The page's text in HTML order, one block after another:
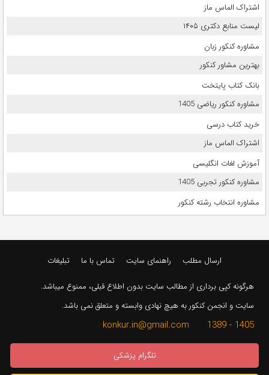
اشتراک الماس ماز
لیست منابع دکتری ۱۴۰۵
مشاوره کنکور زبان
بهترین مشاور کنکور
بانک کتاب پایتخت
مشاوره کنکور ریاضی 1405
خرید کتاب درسی
اشتراک الماس ماز
آموزش لغات انگلیسی
مشاوره کنکور تجربی 1405
مشاوره انتخاب رشته کنکور
ارسال مطلب راهنمای سایت تماس با ما تبلیغات
هرگونه کپی برداری از مطالب سایت بدون اطلاع قبلی، ممنوع میباشد.
سایت و انجمن کنکور به هیچ نهادی وابسته و متعلق نمی باشد.
1405 - 1389 konkur.in@gmail.com
تلگرام پزشکی